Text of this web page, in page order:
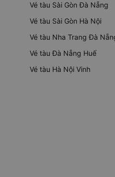
Vé tàu Sài Gòn Đà Nẵng
Vé tàu Sài Gòn Hà Nội
Vé tàu Nha Trang Đà
Vé tàu Đà Nẵng Huế
Vé tàu Hà Nội Vinh